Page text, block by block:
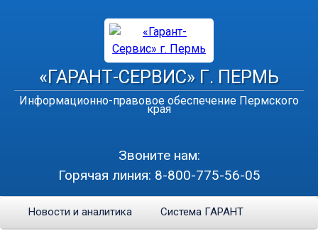
«ГАРАНТ-СЕРВИС» Г. ПЕРМЬ
Информационно-правовое обеспечение Пермского
края
Звоните нам:
Горячая линия: 8-800-775-56-05
Новости и аналитика Система ГАРАНТ